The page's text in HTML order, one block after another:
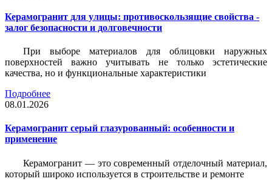
Керамогранит для улицы: противоскользящие свойства -
залог безопасности и долговечности
При выборе материалов для облицовки наружных
поверхностей важно учитывать не только эстетические
качества, но и функциональные характеристики
Подробнее
08.01.2026
Керамогранит серый глазурованный: особенности и
применение
Керамогранит — это современный отделочный материал,
который широко используется в строительстве и ремонте